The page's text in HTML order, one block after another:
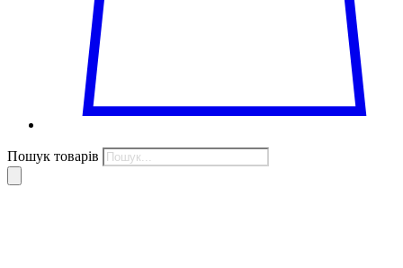
Пошук товарів